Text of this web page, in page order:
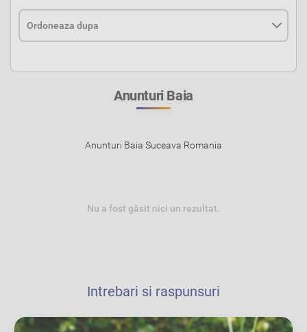
Anunturi Baia
Anunturi Baia Suceava Romania
Nu a fost găsit nici un rezultat.
Intrebari si raspunsuri